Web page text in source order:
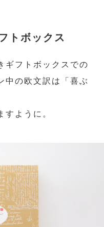
トボックス
ギフトボックスでの
中の欧文訳は「喜ぶ
すように。